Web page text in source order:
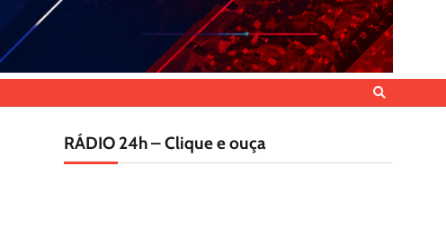
RÁDIO 24h – Clique e ouça